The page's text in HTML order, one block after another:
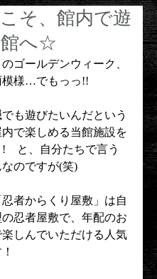
そ、館内で遊
へ☆
ゴールデンウィーク、
模様…でもっっ!!
も遊びたいんだという
で楽しめる当館施設を
　と、自分たちで言う
なのですが(笑)
者からくり屋敷」は自
忍者屋敷で、年配のお
しんでいただける人気